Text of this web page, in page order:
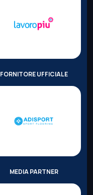
FORNITORE UFFICIALE
MEDIA PARTNER